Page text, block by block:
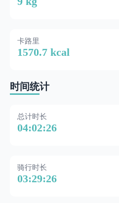
卡路里
1570.7 kcal
时间统计
总计时长
04:02:26
骑行时长
03:29:26